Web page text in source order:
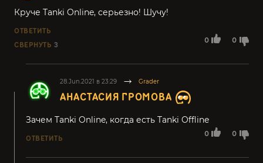
0 0
Круче Tanki Online, серьезно! Шучу!
ОТВЕТИТЬ
СВЕРНУТЬ 3
28.Jun.2021 в 23:29 Grader
АНАСТАСИЯ ГРОМОВА
0 0
Зачем Tanki Online, когда есть Tanki Offline
ОТВЕТИТЬ